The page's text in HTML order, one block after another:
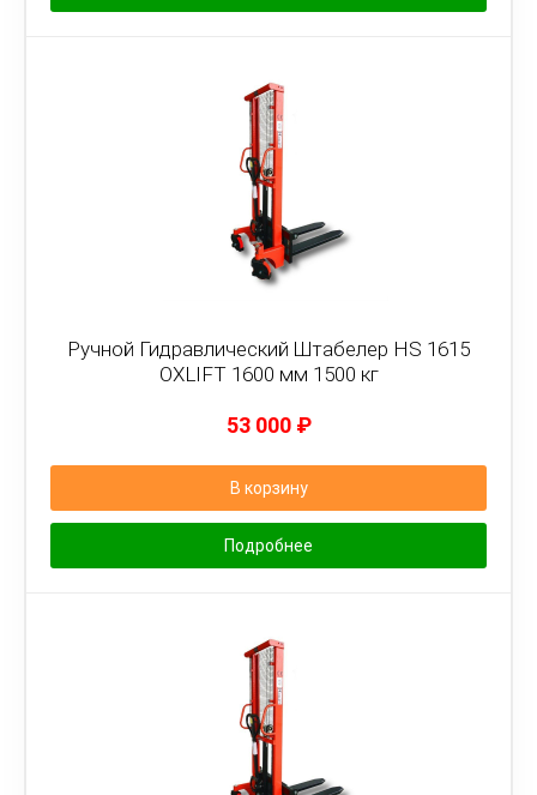
Ручной Гидравлический Штабелер HS 1615
OXLIFT 1600 мм 1500 кг
53 000 ₽
В корзину
Подробнее